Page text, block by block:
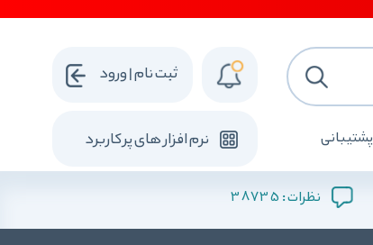
پشتیبانی نرم افزار های پرکاربرد
ثبت نام | ورود
نظرات : 38735